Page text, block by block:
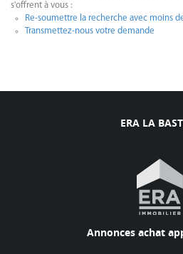
s'offrent à vous :
Re-soumettre la recherche avec moins
Transmettez-nous votre demande
ERA LA
Annonces achat